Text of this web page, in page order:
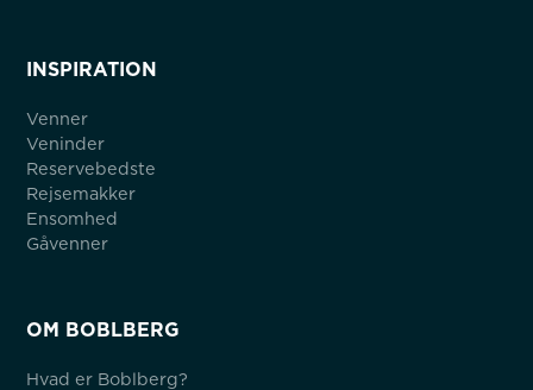
INSPIRATION
Venner
Veninder
Reservebedste
Rejsemakker
Ensomhed
Gåvenner
OM BOBLBERG
Hvad er Boblberg?